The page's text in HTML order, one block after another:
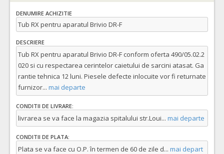
DENUMIRE ACHIZITIE
Tub RX pentru aparatul Brivio DR-F
DESCRIERE
Tub RX pentru aparatul Brivio DR-F conform oferta 490/05.02.2
020 si cu respectarea cerintelor caietului de sarcini atasat. Ga
rantie tehnica 12 luni. Piesele defecte inlocuite vor fi returnate
furnizor... mai departe
CONDITII DE LIVRARE:
livrarea se va face la magazia spitalului str.Loui... mai departe
CONDITII DE PLATA:
Plata se va face cu O.P. în termen de 60 de zile d... mai depart